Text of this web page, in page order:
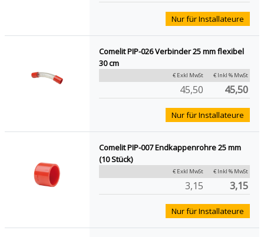
Nur für Installateure
Comelit PIP-026 Verbinder 25 mm flexibel
30 cm
€ Exkl MwSt € Inkl % MwSt
45,50 45,50
Nur für Installateure
Comelit PIP-007 Endkappenrohre 25 mm
(10 Stück)
€ Exkl MwSt € Inkl % MwSt
3,15 3,15
Nur für Installateure